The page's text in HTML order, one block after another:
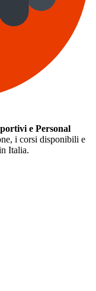
e Personal
i corsi disponibili e
Italia.